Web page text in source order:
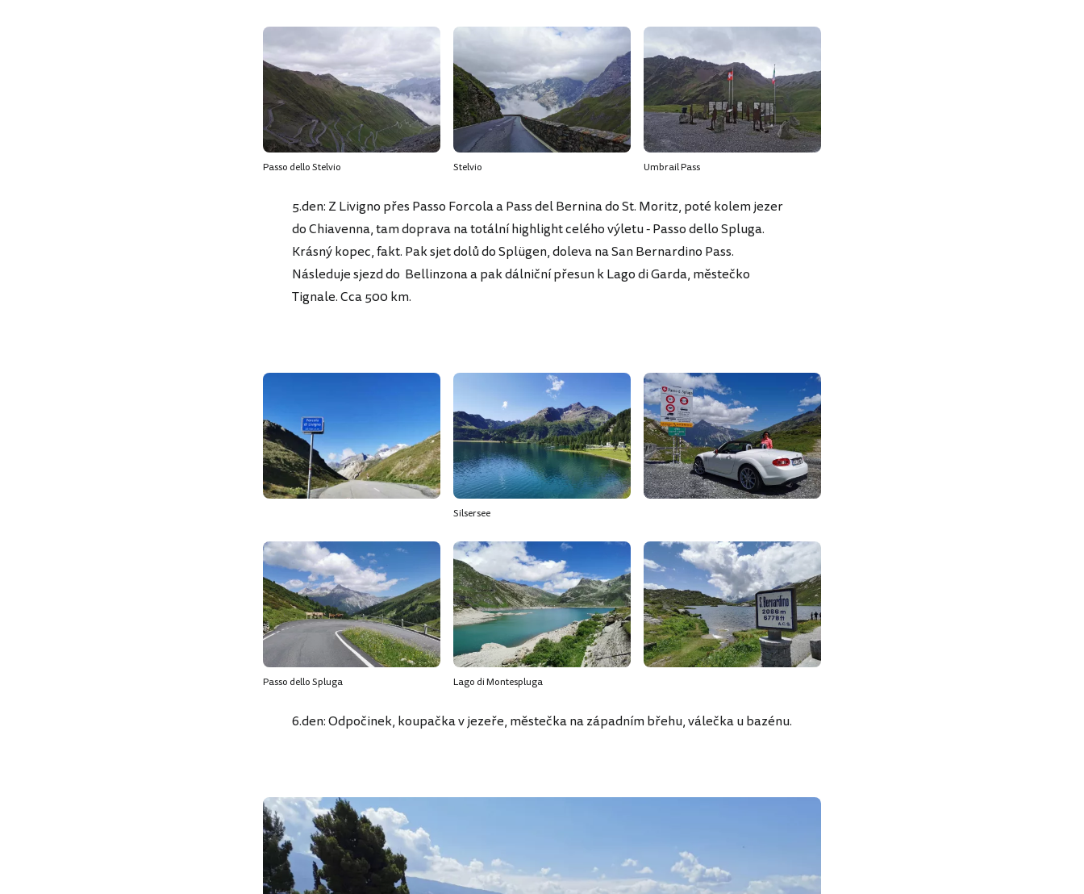
Passo dello Stelvio Stelvio Umbrail Pass
5.den: Z Livigno přes Passo Forcola a Pass del Bernina do St. Moritz, poté kolem jezer
do Chiavenna, tam doprava na totální highlight celého výletu - Passo dello Spluga.
Krásný kopec, fakt. Pak sjet dolů do Splügen, doleva na San Bernardino Pass.
Následuje sjezd do Bellinzona a pak dálniční přesun k Lago di Garda, městečko
Tignale. Cca 500 km.
Silsersee
Passo dello Spluga Lago di Montespluga
6.den: Odpočinek, koupačka v jezeře, městečka na západním břehu, válečka u bazénu.